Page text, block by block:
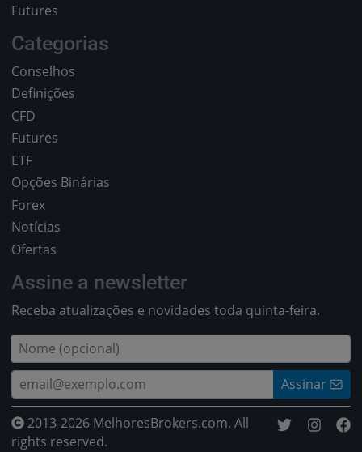
Futures
Categorias
Conselhos
Definições
CFD
Futures
ETF
Opções Binárias
Forex
Notícias
Ofertas
Assine a newsletter
Receba atualizações e novidades toda quinta-feira.
Assinar
2013-2026 MelhoresBrokers.com. All
rights reserved.